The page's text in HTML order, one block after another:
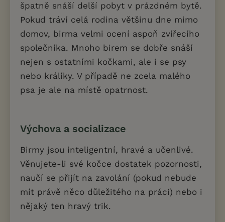
špatně snáší delší pobyt v prázdném bytě.
Pokud tráví celá rodina většinu dne mimo
domov, birma velmi ocení aspoň zvířecího
společníka. Mnoho birem se dobře snáší
nejen s ostatními kočkami, ale i se psy
nebo králíky. V případě ne zcela malého
psa je ale na místě opatrnost.
Výchova a socializace
Birmy jsou inteligentní, hravé a učenlivé.
Věnujete-li své kočce dostatek pozornosti,
naučí se přijít na zavolání (pokud nebude
mít právě něco důležitého na práci) nebo i
nějaký ten hravý trik.